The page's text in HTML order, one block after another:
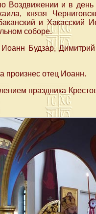
Воздвижении и в
князя
и Хакасский
соборе.
Будзар,
произнес отец Иоанн.
праздника